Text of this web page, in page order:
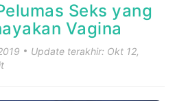
Seks yang
Vagina
Update terakhir: Okt 12,